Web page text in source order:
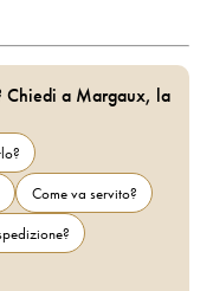
Chiedi a Margaux, la
Come va servito?